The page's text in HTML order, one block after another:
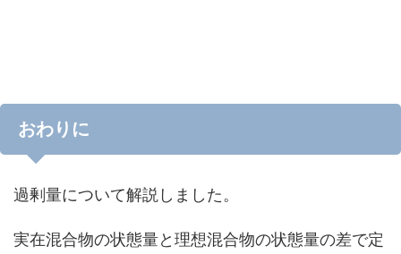
おわりに
過剰量について解説しました。
実在混合物の状態量と理想混合物の状態量の差で定